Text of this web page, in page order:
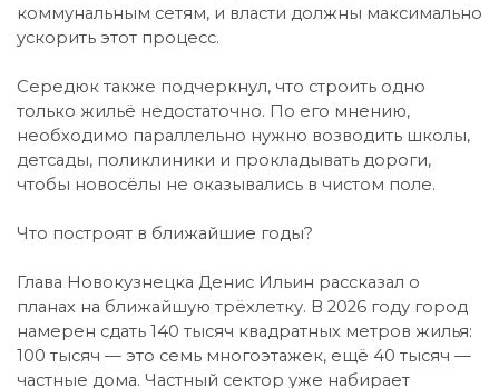
коммунальным сетям, и власти должны максимально
ускорить этот процесс.
Середюк также подчеркнул, что строить одно
только жильё недостаточно. По его мнению,
необходимо параллельно нужно возводить школы,
детсады, поликлиники и прокладывать дороги,
чтобы новосёлы не оказывались в чистом поле.
Что построят в ближайшие годы?
Глава Новокузнецка Денис Ильин рассказал о
планах на ближайшую трёхлетку. В 2026 году город
намерен сдать 140 тысяч квадратных метров жилья:
100 тысяч — это семь многоэтажек, ещё 40 тысяч —
частные дома. Частный сектор уже набирает